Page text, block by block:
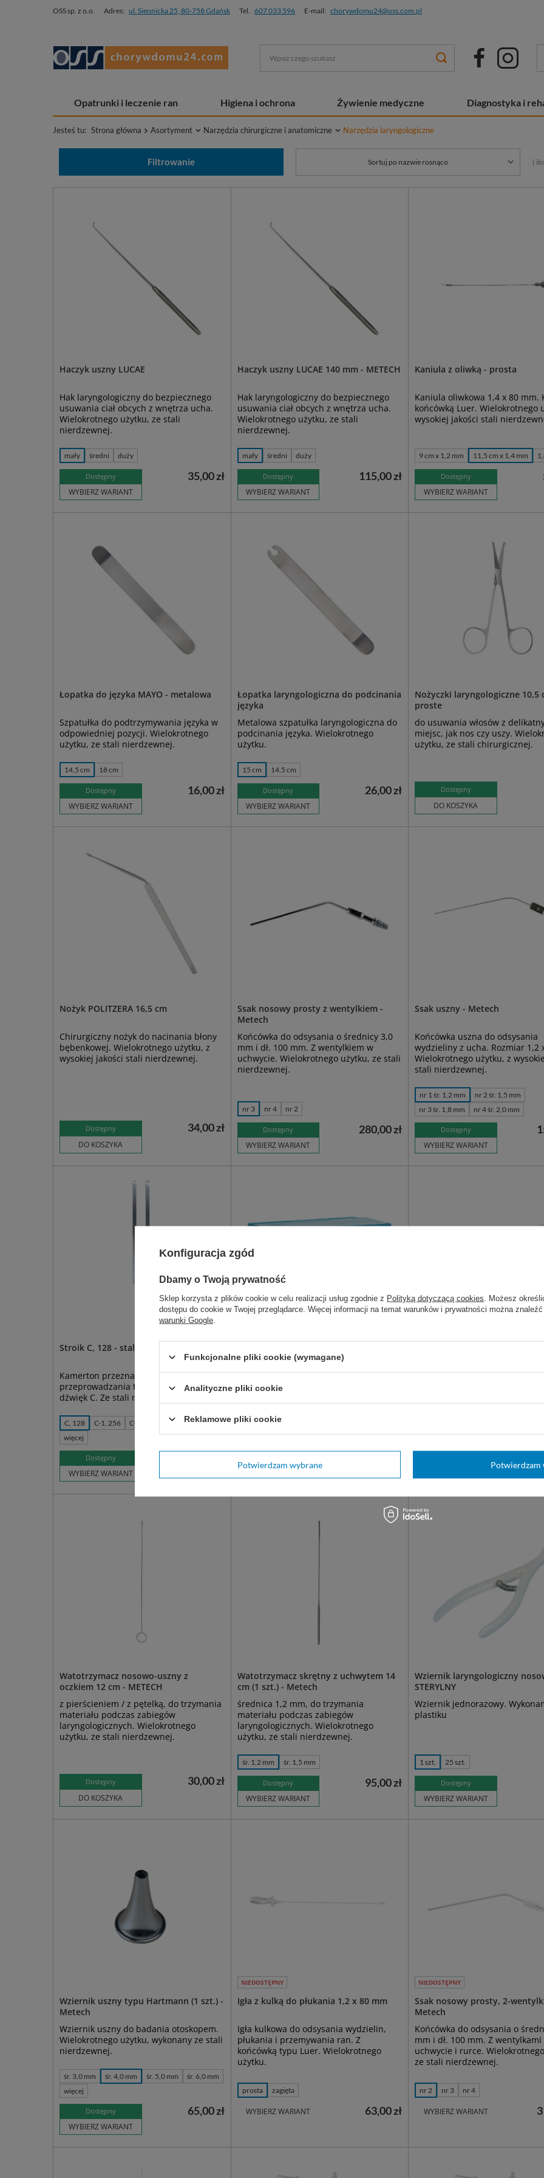
OSS sp. z o.o. Adres: ul. Siennicka 25, 80-758 Gdańsk Tel. 607 033 596 E-mail: chorywdomu24@oss.com.pl
Opatrunki i leczenie ran Higiena i ochrona Żywienie medyczne Diagnostyka i
Jesteś tu: Strona główna Asortyment Narzędzia chirurgiczne i anatomiczne Narzędzia laryngologiczne
Sortuj po nazwie rosnąco
Filtrowanie (
Haczyk uszny LUCAE
Hak laryngologiczny do bezpiecznego
usuwania ciał obcych z wnętrza ucha.
Wielokrotnego użytku, ze stali
nierdzewnej.
mały średni duży
Dostępny
WYBIERZ WARIANT
35,00 zł
Haczyk uszny LUCAE 140 mm - METECH
Hak laryngologiczny do bezpiecznego
usuwania ciał obcych z wnętrza ucha.
Wielokrotnego użytku, ze stali
nierdzewnej.
mały średni duży
Dostępny
WYBIERZ WARIANT
115,00 zł
Kaniula z oliwką - prosta
Kaniula oliwkowa 1,4 x 80 mm.
końcówką Luer. Wielokrotnego
wysokiej jakości stali
9 cm x 1,2 mm 11,5 cm x 1,4 mm
Dostępny
WYBIERZ WARIANT
Łopatka do języka MAYO - metalowa
Szpatułka do podtrzymywania języka w
odpowiedniej pozycji. Wielokrotnego
użytku, ze stali nierdzewnej.
14,5 cm 18 cm
Dostępny
WYBIERZ WARIANT
16,00 zł
Łopatka laryngologiczna do podcinania
języka
Metalowa szpatułka laryngologiczna do
podcinania języka. Wielokrotnego
użytku.
15 cm 14,5 cm
Dostępny
WYBIERZ WARIANT
26,00 zł
Nożyczki laryngologiczne 10,5
proste
do usuwania włosów z
miejsc, jak nos czy uszy.
użytku, ze stali chirurgicznej.
Dostępny
DO KOSZYKA
Nożyk POLITZERA 16,5 cm
Chirurgiczny nożyk do nacinania błony
bębenkowej. Wielokrotnego użytku, z
wysokiej jakości stali nierdzewnej.
Dostępny
DO KOSZYKA
34,00 zł
Ssak nosowy prosty z wentylkiem -
Metech
Końcówka do odsysania o średnicy 3,0
mm i dł. 100 mm. Z wentylkiem w
uchwycie. Wielokrotnego użytku, ze stali
nierdzewnej.
nr 3 nr 4 nr 2
Dostępny
WYBIERZ WARIANT
280,00 zł
Ssak uszny - Metech
Końcówka uszna do odsysania
wydzieliny z ucha. Rozmiar 1,2
Wielokrotnego użytku, z
stali nierdzewnej.
nr 1 śr. 1,2 mm
nr 2 śr. 1,5 mm
nr 3 śr. 1,8 mm
nr 4 śr. 2,0 mm
Dostępny
WYBIERZ WARIANT
Stroik C, 128 - stalowy
Kamerton przeznaczony do
przeprowadzania testów słuchu. 128 Hz,
dźwięk C. Ze stali nierdzewnej.
C, 128 C-1, 256 C-2 512
C-3 1024
więcej
Dostępny
WYBIERZ WARIANT
(100 szt.) - Softmed
drewniane.
Watotrzymacz nosowo-uszny z
oczkiem 12 cm - METECH
z pierścieniem / z pętelką, do trzymania
materiału podczas zabiegów
laryngologicznych. Wielokrotnego
użytku, ze stali nierdzewnej.
Dostępny
DO KOSZYKA
30,00 zł
Watotrzymacz skrętny z uchwytem 14
cm (1 szt.) - Metech
średnica 1,2 mm, do trzymania
materiału podczas zabiegów
laryngologicznych. Wielokrotnego
użytku, ze stali nierdzewnej.
śr. 1,2 mm śr. 1,5 mm
Dostępny
WYBIERZ WARIANT
95,00 zł
Wziernik laryngologiczny
STERYLNY
Wziernik jednorazowy.
plastiku
1 szt. 25 szt.
Dostępny
WYBIERZ WARIANT
Wziernik uszny typu Hartmann (1 szt.) -
Metech
Wziernik uszny do badania otoskopem.
Wielokrotnego użytku, wykonany ze stali
nierdzewnej.
śr. 3,0 mm śr. 4,0 mm śr. 5,0 mm
śr. 6,0 mm
więcej
Dostępny
WYBIERZ WARIANT
65,00 zł
NIEDOSTĘPNY
Igła z kulką do płukania 1,2 x 80 mm
Igła kulkowa do odsysania wydzielin,
płukania i przemywania ran. Z
końcówką typu Luer. Wielokrotnego
użytku.
prosta zagięta
WYBIERZ WARIANT 63,00 zł
NIEDOSTĘPNY
Ssak nosowy prosty, 2-
Metech
Końcówka do odsysania o
mm i dł. 100 mm. Z wentylkami
uchwycie i rurce.
ze stali nierdzewnej.
nr 2 nr 3 nr 4
WYBIERZ WARIANT
Konfiguracja zgód
Dbamy o Twoją prywatność
Sklep korzysta z plików cookie w celu realizacji usług zgodnie z Polityką dotyczącą cookies . Możesz
dostępu do cookie w Twojej przeglądarce. Więcej informacji na temat warunków i prywatności można
warunki Google
Funkcjonalne pliki cookie (wymagane)
Analityczne pliki cookie
Reklamowe pliki cookie
Potwierdzam wybrane Potwierdzam